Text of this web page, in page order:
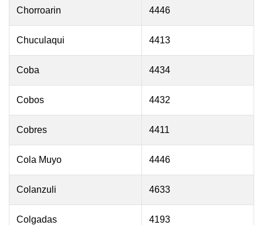
Chorroarin 4446
Chuculaqui 4413
Coba 4434
Cobos 4432
Cobres 4411
Cola Muyo 4446
Colanzuli 4633
Colgadas 4193